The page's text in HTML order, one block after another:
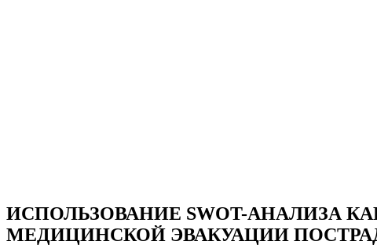
ИСПОЛЬЗОВАНИЕ SWOT-АНАЛИЗА
МЕДИЦИНСКОЙ ЭВАКУАЦИИ